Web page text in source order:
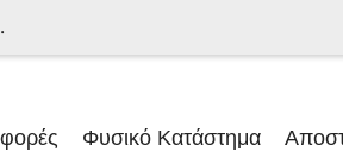
Φυσικό Κατάστημα